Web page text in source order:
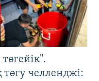
челленджі: